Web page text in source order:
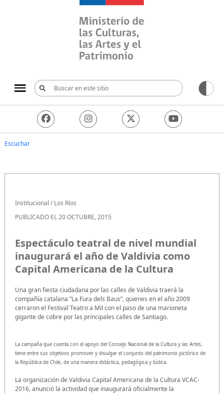
Ministerio de las
Escuchar
Institucional /Los Ríos
PUBLICADO EL 20 OCTUBRE, 2015
Espectáculo teatral de nivel mundial
inaugurará el año de Valdivia como
Capital Americana de la Cultura
Una gran fiesta ciudadana por las calles de Valdivia traerá la
compañía catalana “La Fura dels Baus”, quienes en el año 2009
cerraron el Festival Teatro a Mil con el paso de una marioneta
gigante de cobre por las principales calles de Santiago.
La campaña que cuenta con el apoyo del Consejo Nacional de la Cultura y las Artes,
tiene entre sus objetivos promover y divulgar el conjunto del patrimonio pictórico de
la República de Chile, de una manera didáctica, pedagógica y lúdica.
La organización de Valdivia Capital Americana de la Cultura VCAC-
2016, anunció la actividad que inaugurará oficialmente la